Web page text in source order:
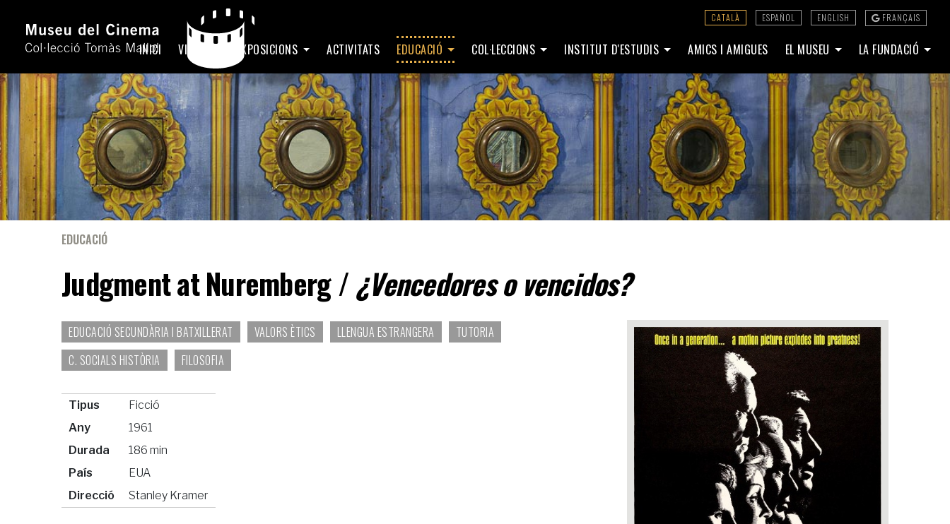
CATALÀ ESPAÑOL ENGLISH FRANÇAIS
INICI VISITA EXPOSICIONS ACTIVITATS EDUCACIÓ COL·LECCIONS INSTITUT D'ESTUDIS AMICS I AMIGUES EL MUSEU LA FUNDACIÓ
EDUCACIÓ
Judgment at Nuremberg /¿Vencedores o vencidos?
EDUCACIÓ SECUNDÀRIA I BATXILLERAT VALORS ÈTICS LLENGUA ESTRANGERA
TUTORIA
C. SOCIALS HISTÒRIA
FILOSOFIA
Tipus
Ficció
Any
1961
Durada
186 min
País
EUA
Direcció
Stanley Kramer